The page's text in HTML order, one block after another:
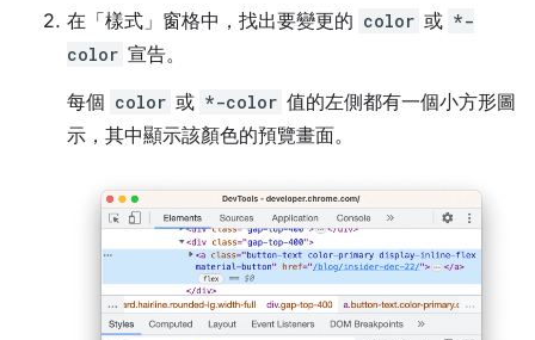
在「樣式」 窗格中，找出要變更的 color 或 *-
color 宣告。
每個 color 或 *-color 值的左側都有一個小方形圖
示，其中顯示該顏色的預覽畫面。